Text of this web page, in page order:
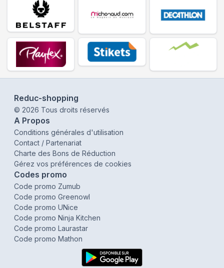
Reduc-shopping
© 2026 Tous droits réservés
A Propos
Conditions générales d'utilisation
Contact / Partenariat
Charte des Bons de Réduction
Gérez vos préférences de cookies
Codes promo
Code promo Zumub
Code promo Greenowl
Code promo UNice
Code promo Ninja Kitchen
Code promo Laurastar
Code promo Mathon